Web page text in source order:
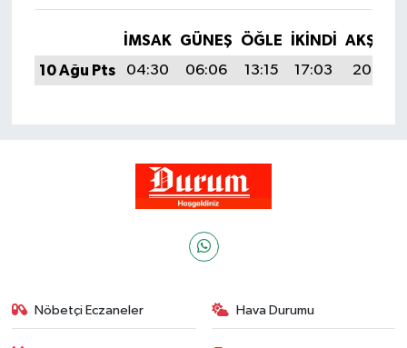
İMSAK GÜNEŞ ÖĞLE İKINDI
AKŞAM
10 Ağu Pts
04:30 06:06 13:15 17:03 20:14
Nöbetçi Eczaneler Hava Durumu